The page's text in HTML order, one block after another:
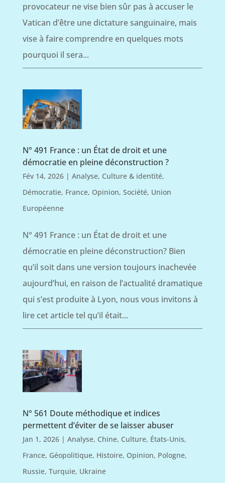
provocateur ne vise bien sûr pas à accuser le
Vatican d’être une dictature sanguinaire, mais
vise à faire comprendre en quelques mots
pourquoi il sera...
N° 491 France : un État de droit et une
démocratie en pleine déconstruction ?
Fév 14, 2026| Analyse, Culture & identité,
Démocratie, France, Opinion, Société, Union
Européenne
N° 491 France : un État de droit et une
démocratie en pleine déconstruction? Bien
qu’il soit dans une version toujours inachevée
aujourd’hui, en raison de l’actualité dramatique
qui s’est produite à Lyon, nous vous invitons à
lire cet article tel qu’il était...
N° 561 Doute méthodique et indices
permettent d’éviter de se laisser abuser
Jan 1, 2026| Analyse, Chine, Culture, États-Unis,
France, Géopolitique, Histoire, Opinion, Pologne,
Russie, Turquie, Ukraine